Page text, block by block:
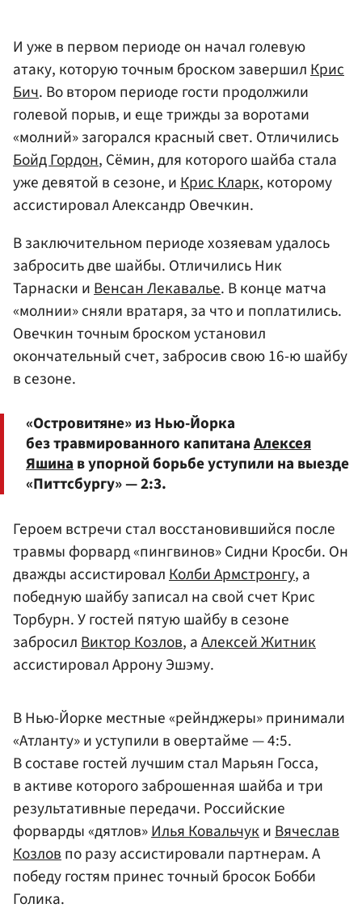
И уже в первом периоде он начал голевую
атаку, которую точным броском завершилКрис
Бич. Во втором периоде гости продолжили
голевой порыв, и еще трижды за воротами
«молний» загорался красный свет. Отличились
Бойд Гордон, Сёмин, для которого шайба стала
уже девятой в сезоне, иКрис Кларк, которому
ассистировал Александр Овечкин.
В заключительном периоде хозяевам удалось
забросить две шайбы. Отличились Ник
Тарнаски иВенсан Лекавалье. В конце матча
«молнии» сняли вратаря, за что и поплатились.
Овечкин точным броском установил
окончательный счет, забросив свою 16-ю шайбу
в сезоне.
«Островитяне» из Нью-Йорка
без травмированного капитанаАлексея
Яшинав упорной борьбе уступили на выезде
«Питтсбургу» — 2:3.
Героем встречи стал восстановившийся после
травмы форвард «пингвинов» Сидни Кросби. Он
дважды ассистировалКолби Армстронгу, а
победную шайбу записал на свой счет Крис
Торбурн. У гостей пятую шайбу в сезоне
забросилВиктор Козлов, аАлексей Житник
ассистировал Аррону Эшэму.
В Нью-Йорке местные «рейнджеры» принимали
«Атланту» и уступили в овертайме — 4:5.
В составе гостей лучшим стал Марьян Госса,
в активе которого заброшенная шайба и три
результативные передачи. Российские
форварды «дятлов»Илья КовальчукиВячеслав
Козловпо разу ассистировали партнерам. А
победу гостям принес точный бросок Бобби
Голика.